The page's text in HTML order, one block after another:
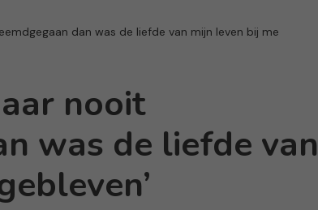
dan was de liefde van mijn leven bij me
nooit
was de liefde van